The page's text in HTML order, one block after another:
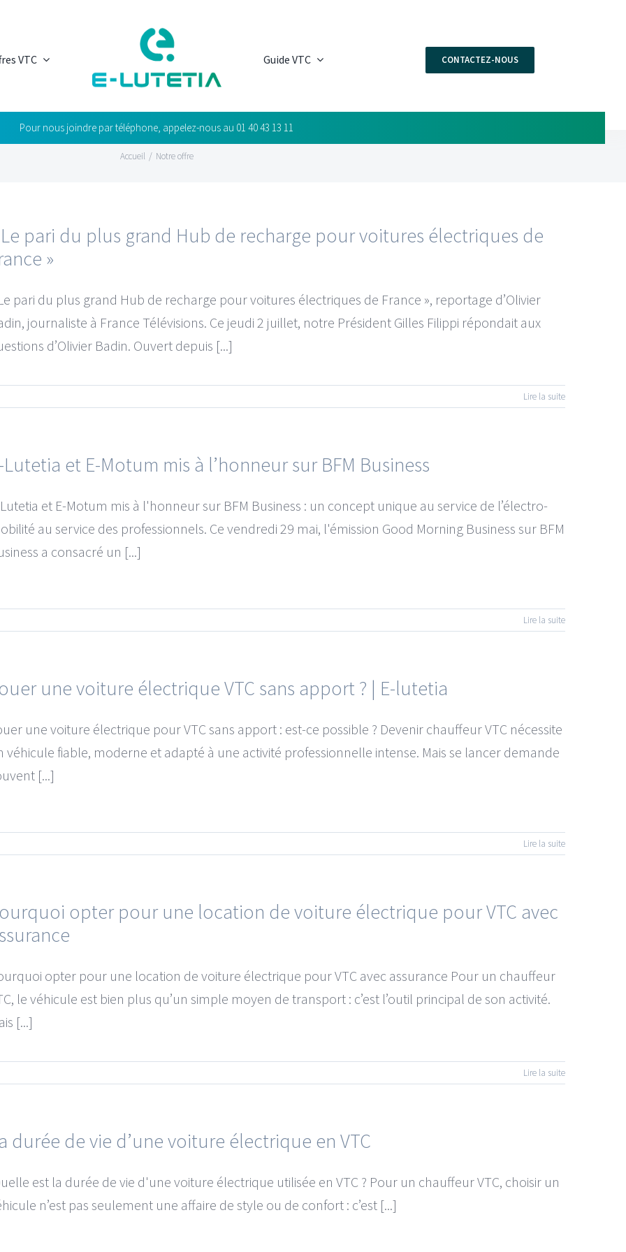
VTC Guide VTC CONTACTEZ-NOUS
Pour nous joindre par téléphone, appelez-nous au 01 40 43 13 11
Accueil / Notre offre
pari du plus grand Hub de recharge pour voitures électriques de
»
pari du plus grand Hub de recharge pour voitures électriques de France », reportage d’Olivier
journaliste à France Télévisions. Ce jeudi 2 juillet, notre Président Gilles Filippi répondait aux
d’Olivier Badin. Ouvert depuis [...]
Lire la suite
Lutetia et E-Motum mis à l’honneur sur BFM Business
et E-Motum mis à l'honneur sur BFM Business : un concept unique au service de l’électro-
au service des professionnels. Ce vendredi 29 mai, l'émission Good Morning Business sur BFM
a consacré un [...]
Lire la suite
une voiture électrique VTC sans apport ? | E-lutetia
une voiture électrique pour VTC sans apport : est-ce possible ? Devenir chauffeur VTC nécessite
véhicule fiable, moderne et adapté à une activité professionnelle intense. Mais se lancer demande
[...]
Lire la suite
opter pour une location de voiture électrique pour VTC avec
opter pour une location de voiture électrique pour VTC avec assurance Pour un chauffeur
le véhicule est bien plus qu’un simple moyen de transport : c’est l’outil principal de son activité.
[...]
Lire la suite
durée de vie d’une voiture électrique en VTC
est la durée de vie d'une voiture électrique utilisée en VTC ? Pour un chauffeur VTC, choisir un
n’est pas seulement une affaire de style ou de confort : c’est [...]